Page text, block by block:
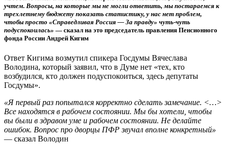
учтем. Вопросы, на которые мы не могли ответить, мы постараемся к
трехлетнему бюджету показать статистику, у нас нет проблем,
чтобы просто «Справедливая Россия — За правду» чуть-чуть
подуспокоилась» — сказал на это председатель правления Пенсионного
фонда России Андрей Кигим
Ответ Кигима возмутил спикера Госдумы Вячеслава
Володина, который заявил, что в Думе нет «тех, кто
возбудился, кто должен подуспокоиться, здесь депутаты
Госдумы».
«Я первый раз попытался корректно сделать замечание. <…>
Все находятся в рабочем состоянии. Мы бы хотели, чтобы
вы были в здравом уме и рабочем состоянии. Не делайте
ошибок. Вопрос про дворцы ПФР звучал вполне конкретный»
— сказал Володин